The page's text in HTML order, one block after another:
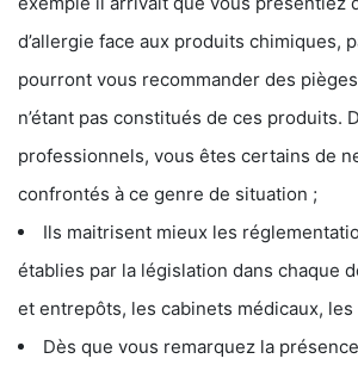
d’allergie face aux produits chimiques,
pourront vous recommander des
n’étant pas constitués de ces produits.
professionnels, vous êtes certains de
confrontés à ce genre de situation ;
Ils maitrisent mieux les
établies par la législation dans chaque
et entrepôts, les cabinets médicaux, les
Dès que vous remarquez la